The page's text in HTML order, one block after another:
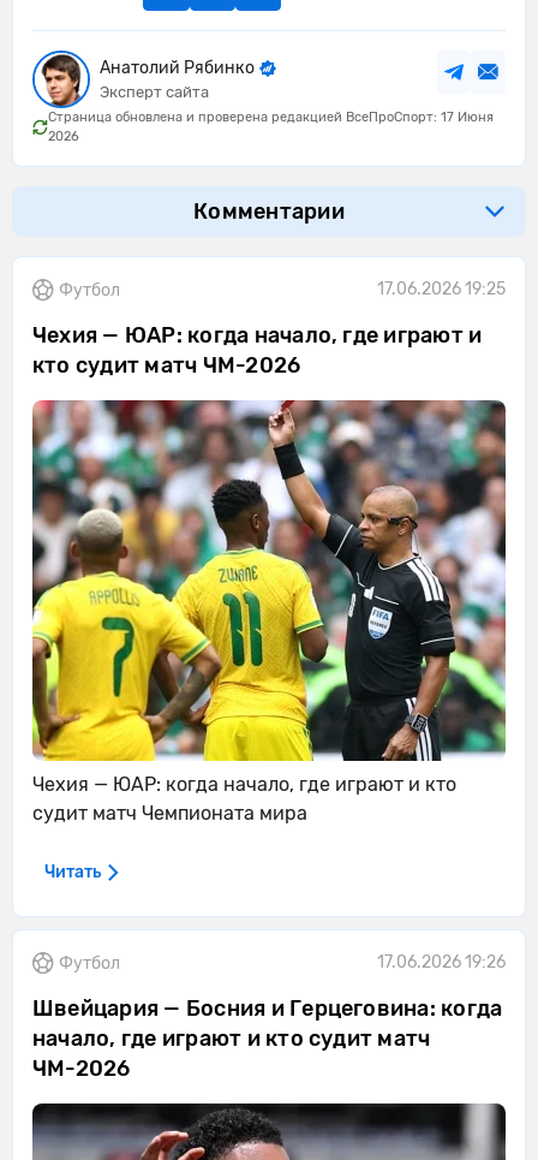
Анатолий Рябинко
Эксперт сайта
Страница обновлена и проверена редакцией ВсеПроСпорт: 17 Июня
2026
Комментарии
Футбол 17.06.2026 19:25
Чехия — ЮАР: когда начало, где играют и
кто судит матч ЧМ-2026
Чехия — ЮАР: когда начало, где играют и кто
судит матч Чемпионата мира
Читать
Футбол 17.06.2026 19:26
Швейцария — Босния и Герцеговина: когда
начало, где играют и кто судит матч
ЧМ-2026